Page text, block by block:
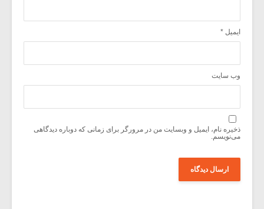
ایمیل *
وب‌ سایت
ذخیره نام، ایمیل و وبسایت من در مرورگر برای زمانی که دوباره دیدگاهی
می‌نویسم.